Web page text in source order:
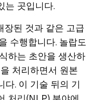
는 곳입니다.
된 것과 같은 고급
수행합니다. 놀랍도
하는 초안을 생산하
처리하면서 원본
다. 이 기술 뒤의 기